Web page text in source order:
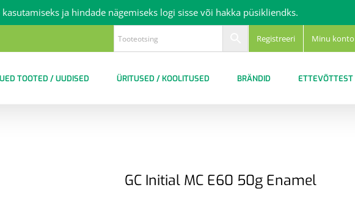
Registreeri Minu konto
TOOTED / UUDISED ÜRITUSED / KOOLITUSED BRÄNDID ETTEVÕTTEST
GC Initial MC E60 50g Enamel
kasutamiseks ja hindade nägemiseks logi sisse või hakka püsikliendks.